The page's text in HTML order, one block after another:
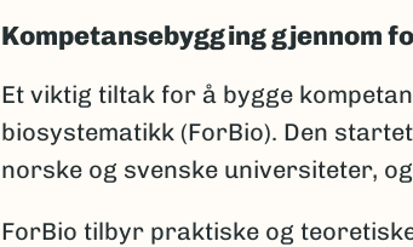
Kompetansebygging gjennom
Et viktig tiltak for å bygge
biosystematikk (ForBio). Den
norske og svenske universiteter,
ForBio tilbyr praktiske og